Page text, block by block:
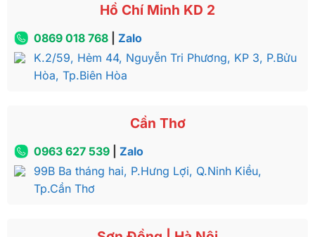
Hồ Chí Minh KD 2
0869 018 768| Zalo
K.2/59, Hẻm 44, Nguyễn Tri Phương, KP 3, P.Bửu
Hòa, Tp.Biên Hòa
Cần Thơ
0963 627 539| Zalo
99B Ba tháng hai, P.Hưng Lợi, Q.Ninh Kiều,
Tp.Cần Thơ